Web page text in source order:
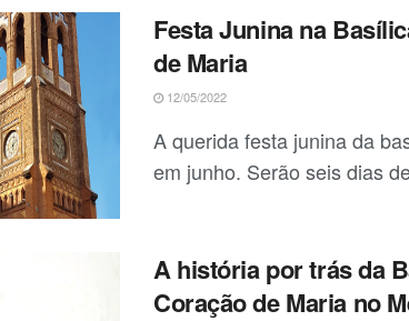
Festa Junina na
de Maria
12/05/2022
A querida festa junina da
em junho. Serão seis dias
A história por trás da
Coração de Maria no